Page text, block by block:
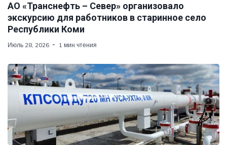
АО «Транснефть – Север» организовало
экскурсию для работников в старинное село
Республики Коми
Июль 28, 2026 1 мин чтения